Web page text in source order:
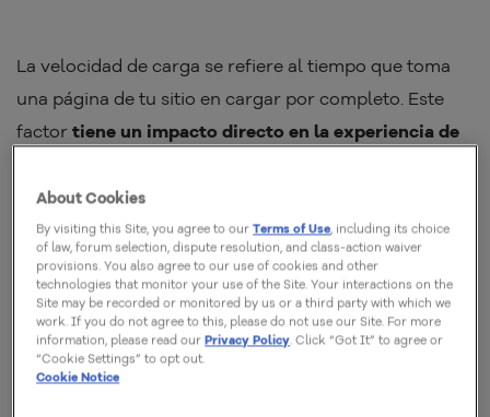
La velocidad de carga se refiere al tiempo que toma
una página de tu sitio en cargar por completo. Este
factor tiene un impacto directo en la experiencia de
la información que necesitamos lo más rápido posible.
Algunos estudios demuestran que las personas
esperan ver la información de tu sitio en un máximo
de 2 segundos; pasando este periodo de tiempo tus
usuarios comienzan a dudar de la legitimidad y
seguridad de tu sitio. Por otro lado, los buscadores
About Cookies
By visiting this Site, you agree to ourTerms of Use, including its choice
of law, forum selection, dispute resolution, and class-action waiver
provisions. You also agree to our use of cookies and other
technologies that monitor your use of the Site. Your interactions on the
Site may be recorded or monitored by us or a third party with which we
work. If you do not agree to this, please do not use our Site. For more
information, please read ourPrivacy Policy. Click “Got It” to agree or
“Cookie Settings” to opt out.
Cookie Notice